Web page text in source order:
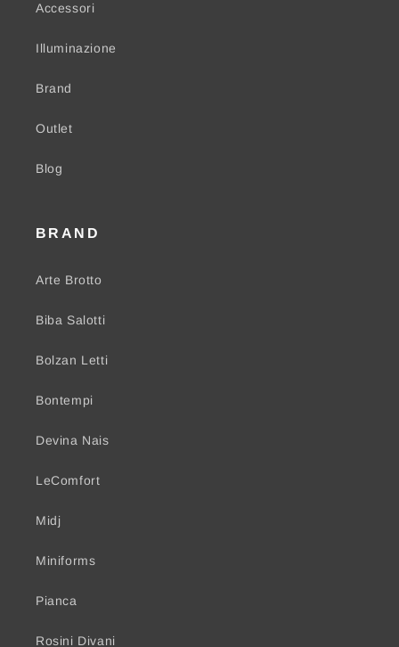
Accessori
Illuminazione
Brand
Outlet
Blog
BRAND
Arte Brotto
Biba Salotti
Bolzan Letti
Bontempi
Devina Nais
LeComfort
Midj
Miniforms
Pianca
Rosini Divani